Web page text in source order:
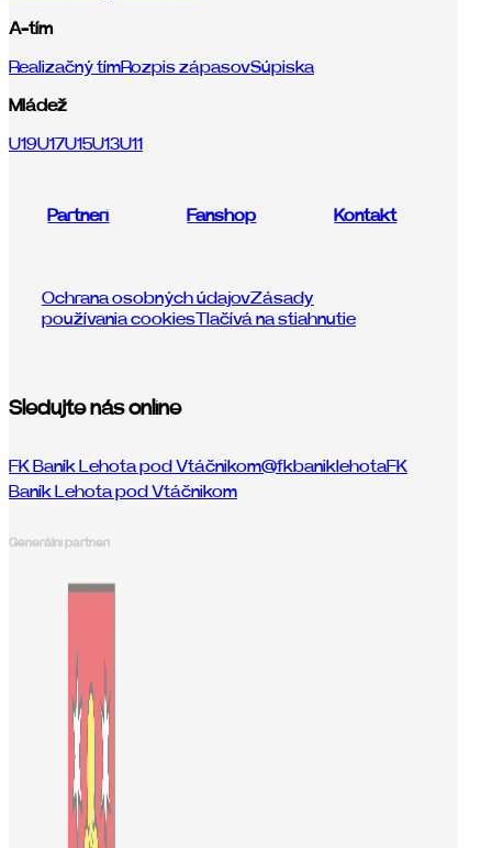
A-tím
Realizačný tímRozpis zápasovSúpiska
Mládež
U19U17U15U13U11
Partneri Fanshop Kontakt
Ochrana osobných údajovZásady
používania cookiesTlačívá na stiahnutie
Sledujte nás online
FK Baník Lehota pod Vtáčnikom@fkbaniklehotaFK
Baník Lehota pod Vtáčnikom
Generálni partneri